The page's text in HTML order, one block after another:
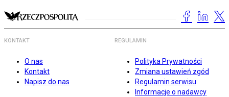
KONTAKT
O nas
Kontakt
Napisz do nas
REGULAMIN
Polityka Prywatności
Zmiana ustawień zgód
Regulamin serwisu
Informacje o nadawcy